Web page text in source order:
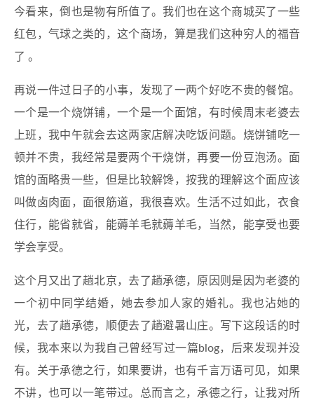
今看来，倒也是物有所值了。我们也在这个商城买了一些
红包，气球之类的，这个商场，算是我们这种穷人的福音
了 。
再说一件过日子的小事，发现了一两个好吃不贵的餐馆。
一个是一个烧饼铺，一个是一个面馆，有时候周末老婆去
上班，我中午就会去这两家店解决吃饭问题。烧饼铺吃一
顿并不贵，我经常是要两个干烧饼，再要一份豆泡汤。面
馆的面略贵一些，但是比较解馋，按我的理解这个面应该
叫做卤肉面，面很筋道，我很喜欢。生活不过如此，衣食
住行，能省就省，能薅羊毛就薅羊毛，当然，能享受也要
学会享受。
这个月又出了趟北京，去了趟承德，原因则是因为老婆的
一个初中同学结婚，她去参加人家的婚礼。我也沾她的
光，去了趟承德，顺便去了趟避暑山庄。写下这段话的时
候，我本来以为我自己曾经写过一篇blog，后来发现并没
有。关于承德之行，如果要讲，也有千言万语可见，如果
不讲，也可以一笔带过。总而言之，承德之行，让我对所